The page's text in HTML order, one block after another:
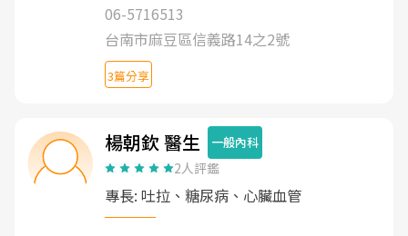
06-5716513
台南市麻豆區信義路14之2號
3篇分享
楊朝欽 醫生 一般內科
2人評鑑
專長: 吐拉、糖尿病、心臟血管